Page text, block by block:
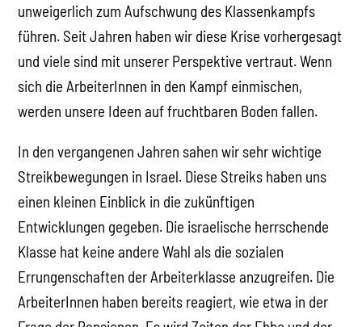
unweigerlich zum Aufschwung des Klassenkampfs
führen. Seit Jahren haben wir diese Krise vorhergesagt
und viele sind mit unserer Perspektive vertraut. Wenn
sich die ArbeiterInnen in den Kampf einmischen,
werden unsere Ideen auf fruchtbaren Boden fallen.
In den vergangenen Jahren sahen wir sehr wichtige
Streikbewegungen in Israel. Diese Streiks haben uns
einen kleinen Einblick in die zukünftigen
Entwicklungen gegeben. Die israelische herrschende
Klasse hat keine andere Wahl als die sozialen
Errungenschaften der Arbeiterklasse anzugreifen. Die
ArbeiterInnen haben bereits reagiert, wie etwa in der